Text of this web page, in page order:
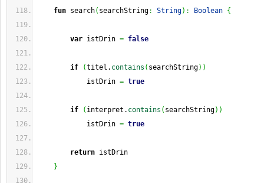
fun search( searchString: String) : Boolean {
var istDrin = false
if (titel. contains ( searchString) )
istDrin = true
if ( interpret. contains ( searchString) )
istDrin = true
return istDrin
}